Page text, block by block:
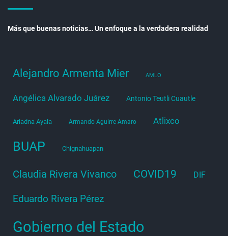
Más que buenas noticias… Un enfoque a la verdadera realidad
Alejandro Armenta Mier AMLO
Angélica Alvarado Juárez Antonio Teutli Cuautle
Ariadna Ayala Armando Aguirre Amaro Atlixco
BUAP Chignahuapan
Claudia Rivera Vivanco COVID19 DIF
Eduardo Rivera Pérez
Gobierno del Estado